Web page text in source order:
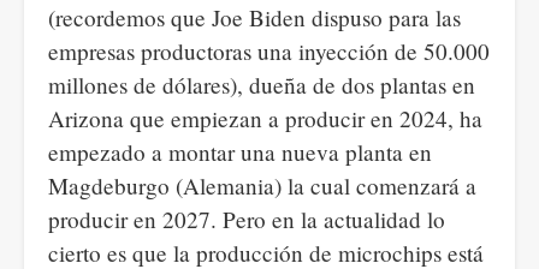
(recordemos que Joe Biden dispuso para las
empresas productoras una inyección de 50.000
millones de dólares), dueña de dos plantas en
Arizona que empiezan a producir en 2024, ha
empezado a montar una nueva planta en
Magdeburgo (Alemania) la cual comenzará a
producir en 2027. Pero en la actualidad lo
cierto es que la producción de microchips está